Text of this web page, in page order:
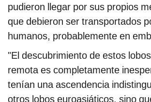
pudieron llegar por sus propios
que debieron ser transportados
humanos, probablemente en
"El descubrimiento de estos
remota es completamente
tenían una ascendencia
otros lobos euroasiáticos, sino